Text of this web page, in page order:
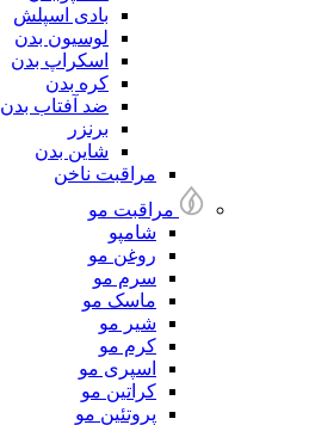
بادی اسپلش
لوسیون بدن
اسکراپ بدن
کره بدن
ضد آفتاب بدن
برنزر
شاین بدن
مراقبت ناخن
مراقبت مو
شامپو
روغن مو
سرم مو
ماسک مو
شیر مو
کرم مو
اسپری مو
کراتین مو
پروتئین مو